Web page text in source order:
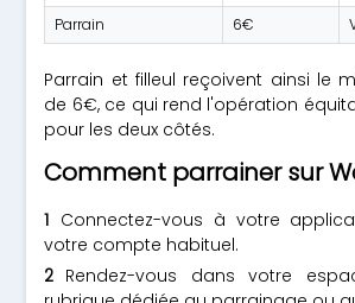
Parrain
6€
Parrain et filleul reçoivent ainsi le
de 6€, ce qui rend l'opération
pour les deux côtés.
Comment parrainer sur
Connectez-vous à votre
votre compte habituel.
Rendez-vous dans votre